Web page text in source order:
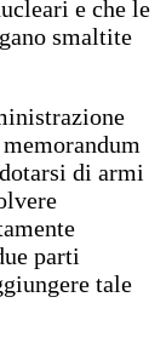
e che le
smaltite
di armi
parti
tale